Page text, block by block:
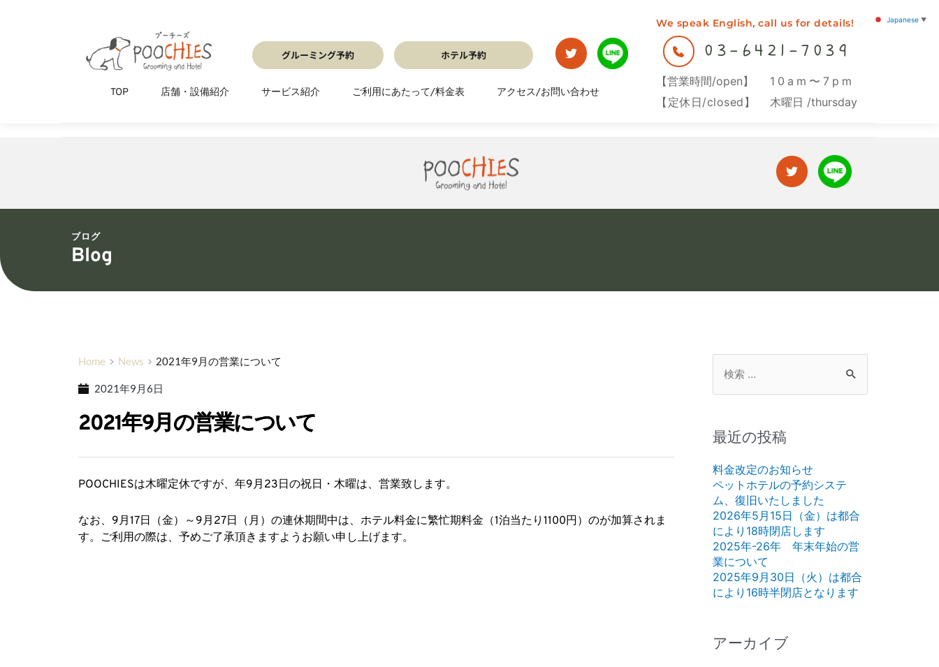
グルーミング予約 ホテル予約
TOP 店舗・設備紹介 サービス紹介 ご利用にあたって/料金表 アクセス/お問い合わせ
We speak English, call us for details!
03-6421-7039
【営業時間/open】
10am〜7pm
【定休日/closed】
木曜日 /thursday
TOP 店舗・設備紹介 ご利用にあたって/料金表 アクセス/お問い合わせ
予約はWebシステムが便利です グルーミング予約 ホテル予約
We speak English, call us for details!
【営業時間/open】
10am〜7pm
ブログ
Blog
Home News 2021年9月の営業について
2021年9月6日
2021年9月の営業について
POOCHIESは木曜定休ですが、年9月23日の祝日・木曜は、営業致します。
なお、9月17日（金）～9月27日（月）の連休期間中は、ホテル料金に繁忙期料金（1泊当たり1100円）のが加算されま
す。ご利用の際は、予めご了承頂きますようお願い申し上げます。
対
最近の投稿
料金改定のお知らせ
ペットホテルの予約システ
ム、復旧いたしました
2026年5月15日（金）は都合
により18時閉店します
2025年-26年 年末年始の営
業について
2025年9月30日（火）は都合
により16時半閉店となります
アーカイブ
Japanese ▼